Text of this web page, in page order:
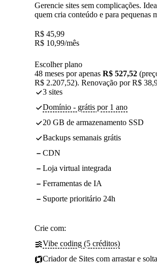
Gerencie sites sem complicações.
quem cria conteúdo e para pequenas
R$ 45,99
R$ 10,99/mês
Escolher plano
48 meses por apenas R$ 527,52
R$ 2.207,52). Renovação por R$
3 sites
Domínio - grátis por 1 ano
20 GB de armazenamento SSD
Backups semanais grátis
CDN
Loja virtual integrada
Ferramentas de IA
Suporte prioritário 24h
Crie com:
Vibe coding (5 créditos)
Criador de Sites com arrastar e